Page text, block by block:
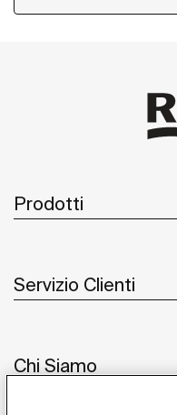
Prodotti
Servizio Clienti
Chi Siamo